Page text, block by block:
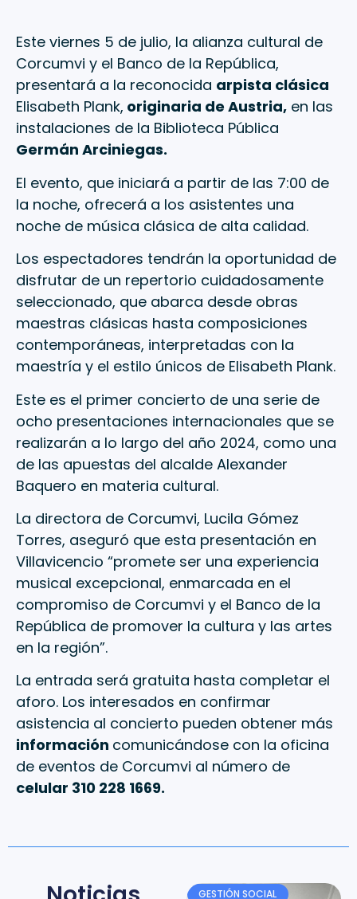
Este viernes 5 de julio, la alianza cultural de
Corcumvi y el Banco de la República,
presentará a la reconocida arpista clásica
Elisabeth Plank, originaria de Austria, en las
instalaciones de la Biblioteca Pública
Germán Arciniegas.
El evento, que iniciará a partir de las 7:00 de
la noche, ofrecerá a los asistentes una
noche de música clásica de alta calidad.
Los espectadores tendrán la oportunidad de
disfrutar de un repertorio cuidadosamente
seleccionado, que abarca desde obras
maestras clásicas hasta composiciones
contemporáneas, interpretadas con la
maestría y el estilo únicos de Elisabeth Plank.
Este es el primer concierto de una serie de
ocho presentaciones internacionales que se
realizarán a lo largo del año 2024, como una
de las apuestas del alcalde Alexander
Baquero en materia cultural.
La directora de Corcumvi, Lucila Gómez
Torres, aseguró que esta presentación en
Villavicencio “promete ser una experiencia
musical excepcional, enmarcada en el
compromiso de Corcumvi y el Banco de la
República de promover la cultura y las artes
en la región”.
La entrada será gratuita hasta completar el
aforo. Los interesados en confirmar
asistencia al concierto pueden obtener más
información comunicándose con la oficina
de eventos de Corcumvi al número de
celular 310 228 1669.
GESTIÓN SOCIAL